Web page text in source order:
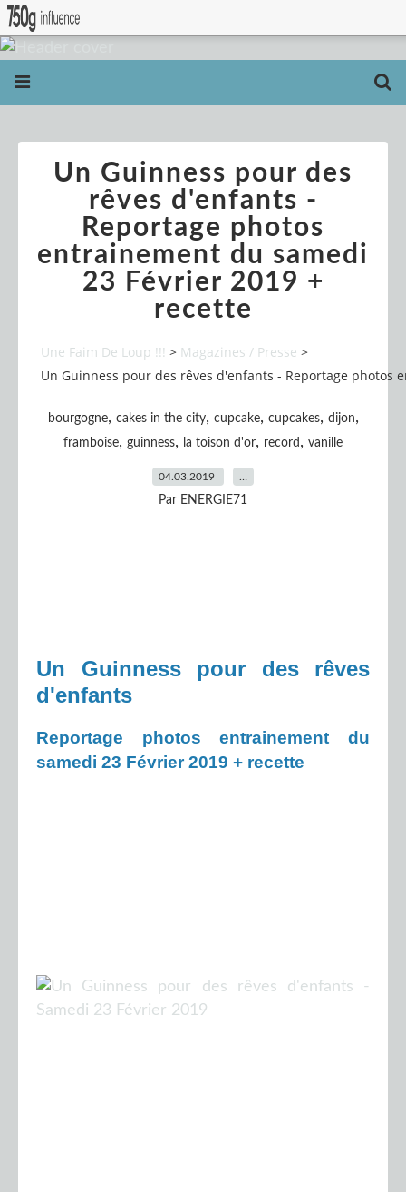
Un Guinness pour des
rêves d'enfants -
Reportage photos
entrainement du samedi
23 Février 2019 +
recette
Une Faim De Loup !!! > Magazines / Presse >
Un Guinness pour des rêves d'enfants - Reportage photos
bourgogne, cakes in the city, cupcake, cupcakes, dijon,
framboise, guinness, la toison d'or, record , vanille
04.03.2019
Par ENERGIE71
Un Guinness pour des rêves
d'enfants
Reportage photos entrainement du
samedi 23 Février 2019 + recette